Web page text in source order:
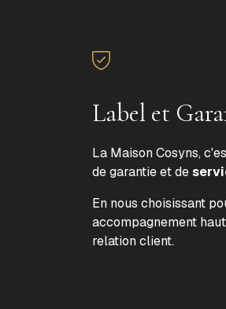
Label et
La Maison Cosyns,
de garantie et de
En nous choisissant
accompagnement
relation client.